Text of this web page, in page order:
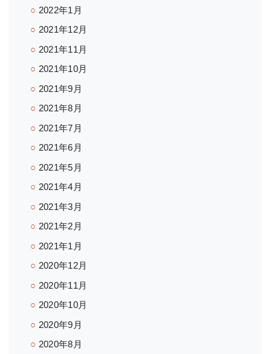
2022年1月
2021年12月
2021年11月
2021年10月
2021年9月
2021年8月
2021年7月
2021年6月
2021年5月
2021年4月
2021年3月
2021年2月
2021年1月
2020年12月
2020年11月
2020年10月
2020年9月
2020年8月